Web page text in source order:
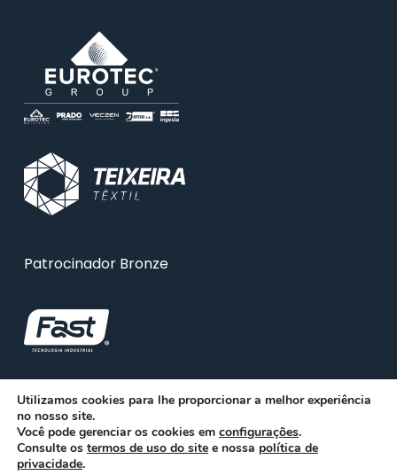
Patrocinador Bronze
Utilizamos cookies para lhe proporcionar a melhor experiência
no nosso site.
Você pode gerenciar os cookies em configurações.
Consulte os termos de uso do site e nossa política de
privacidade.